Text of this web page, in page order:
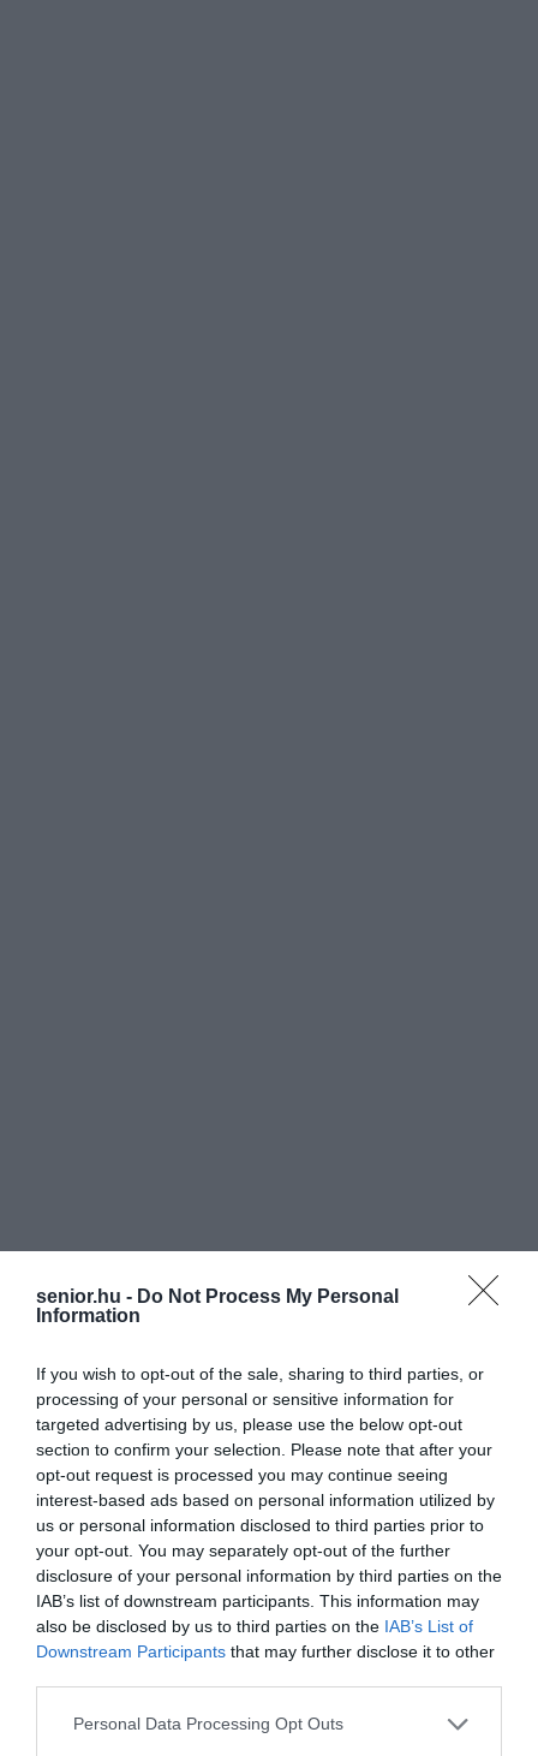
senior.hu - Do Not Process My Personal
Information
If you wish to opt-out of the sale, sharing to third parties, or
processing of your personal or sensitive information for
targeted advertising by us, please use the below opt-out
section to confirm your selection. Please note that after your
opt-out request is processed you may continue seeing
interest-based ads based on personal information utilized by
us or personal information disclosed to third parties prior to
your opt-out. You may separately opt-out of the further
disclosure of your personal information by third parties on the
IAB’s list of downstream participants. This information may
also be disclosed by us to third parties on the IAB’s List of
Downstream Participants that may further disclose it to other
Please note that this website/app uses one or more Google
Personal Data Processing Opt Outs